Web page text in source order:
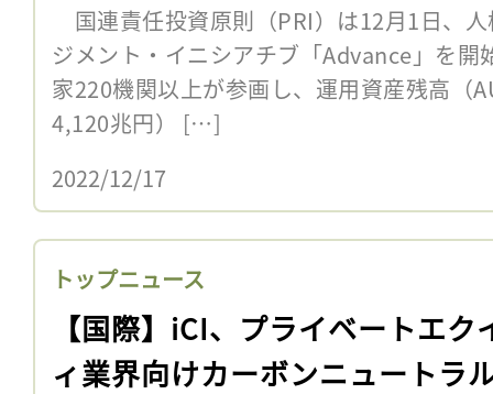
国連責任投資原則（PRI）は12月1日、
ジメント・イニシアチブ「Advance」を開
家220機関以上が参画し、運用資産残高（
4,120兆円） […]
2022/12/17
トップニュース
【国際】iCI、プライベートエク
ィ業界向けカーボンニュートラ